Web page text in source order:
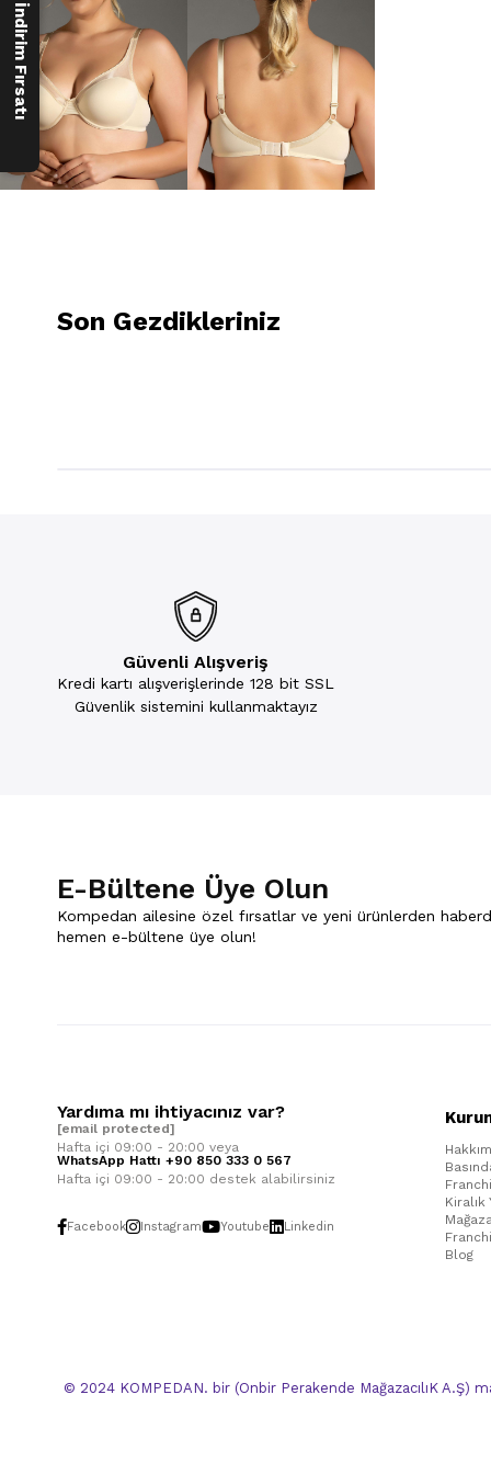
Son Gezdikleriniz
Güvenli Alışveriş
Kredi kartı alışverişlerinde 128 bit SSL
Güvenlik sistemini kullanmaktayız
E-Bültene Üye Olun
Kompedan ailesine özel fırsatlar ve yeni ürünlerden
hemen e-bültene üye olun!
Yardıma mı ihtiyacınız var?
[email protected]
Hafta içi 09:00 - 20:00 veya
WhatsApp Hattı +90 850 333 0 567
Hafta içi 09:00 - 20:00 destek alabilirsiniz
Facebook Instagram Youtube Linkedin
Kiralık
Blog
© 2024 KOMPEDAN. bir (Onbir Perakende MağazacılıK A.Ş)
250 ₺ İndirim Fırsatı